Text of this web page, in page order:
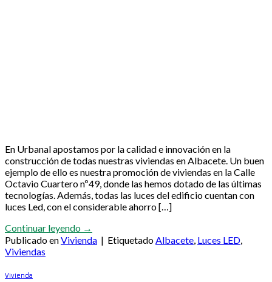
En Urbanal apostamos por la calidad e innovación en la
construcción de todas nuestras viviendas en Albacete. Un buen
ejemplo de ello es nuestra promoción de viviendas en la Calle
Octavio Cuartero nº49, donde las hemos dotado de las últimas
tecnologías. Además, todas las luces del edificio cuentan con
luces Led, con el considerable ahorro […]
Continuar leyendo →
Publicado enVivienda | EtiquetadoAlbacete, Luces LED,
Viviendas
Vivienda